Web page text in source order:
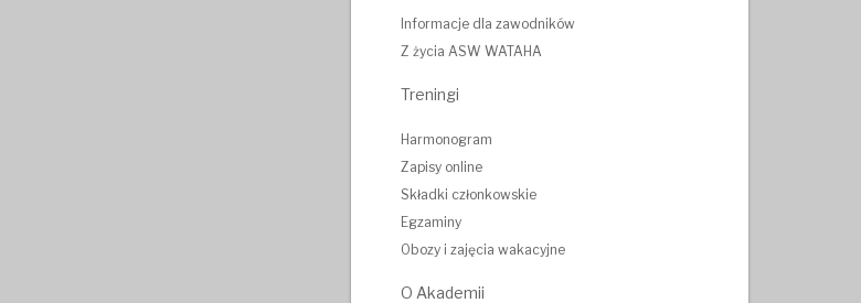
Informacje dla zawodników
Z życia ASW WATAHA
Treningi
Harmonogram
Zapisy online
Składki członkowskie
Egzaminy
Obozy i zajęcia wakacyjne
O Akademii